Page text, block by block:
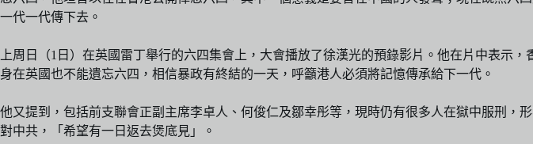
一代一代傳下去。
上周日（1日）在英國雷丁舉行的六四集會上，大會播放了徐漢光的預錄影片。他在片中表示
身在英國也不能遺忘六四，相信暴政有終結的一天，呼籲港人必須將記憶傳承給下一代。
他又提到，包括前支聯會正副主席李卓人、何俊仁及鄒幸彤等，現時仍有很多人在獄中服刑
對中共，「希望有一日返去煲底見」。